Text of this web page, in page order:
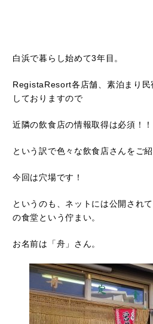
白浜で暮らし始めて3年目。
RegistaResort各店舗、素泊まり民
しておりますので
近隣の飲食店の情報取得は必須！！
という訳で色々な飲食店さんをご
今回は穴場です！
というのも、ネットには公開され
の食堂という佇まい。
お名前は「舟」さん。